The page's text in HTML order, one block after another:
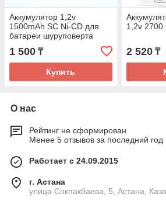
Аккумулятop 1,2v
1500mAh SC Ni-CD для
батареи шуруповерта
1 500 ₸
Купить
1,2v 2700
2 520₸
О нас
Рейтинг не сформирован
Менее 5 отзывов за последний год
Работает с 24.09.2015
г. Астана
улица Сокпакбаева, 5, Астана,